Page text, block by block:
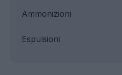
Ammonizioni
Espulsioni